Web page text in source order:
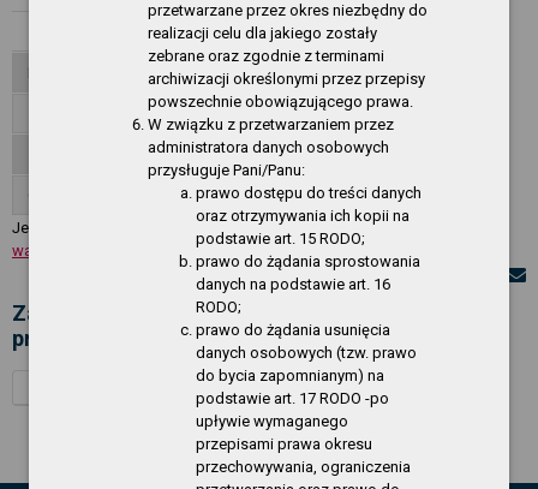
Załatwianie spraw, skargi, wnioski
Zgłoszenia wewnętrzne
Jesteś w:
Zamówienia publiczne - CSIR »
wartości równej l..
Zamówienia o wartości równej lub
przekraczającej 130 000 złotych
Data
przetwarzane przez okres niezbędny do
realizacji celu dla jakiego zostały
zebrane oraz zgodnie z terminami
archiwizacji określonymi przez przepisy
powszechnie obowiązującego prawa.
W związku z przetwarzaniem przez
administratora danych osobowych
przysługuje Pani/Panu:
prawo dostępu do treści danych
oraz otrzymywania ich kopii na
podstawie art. 15 RODO;
prawo do żądania sprostowania
danych na podstawie art. 16
RODO;
prawo do żądania usunięcia
danych osobowych (tzw. prawo
do bycia zapomnianym) na
podstawie art. 17 RODO -po
upływie wymaganego
przepisami prawa okresu
przechowywania, ograniczenia